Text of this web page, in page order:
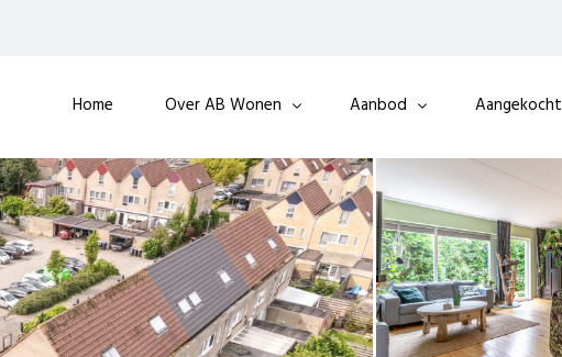
Home Over AB Wonen Aanbod Aangekocht